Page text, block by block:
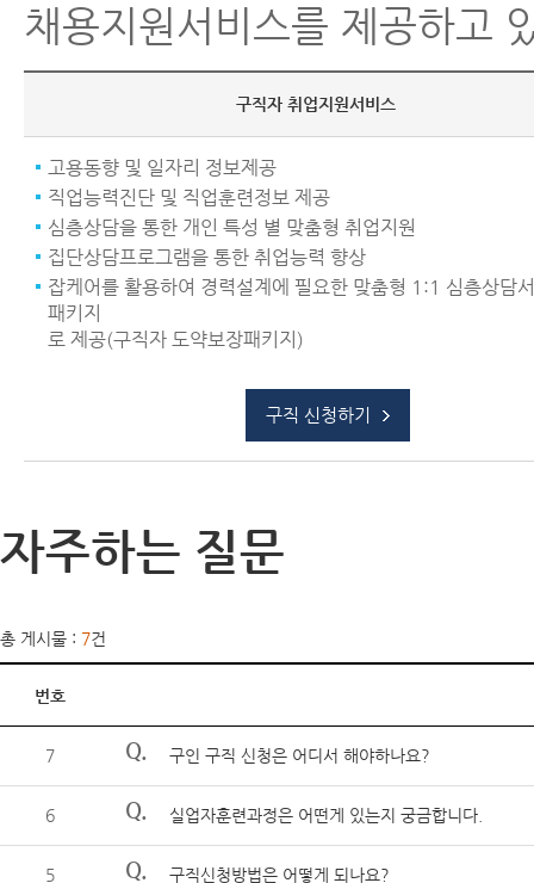
채용지원서비스를 제공하고
구직자 취업지원서비스
고용동향 및 일자리 정보제공
직업능력진단 및 직업훈련정보 제공
심층상담을 통한 개인 특성 별 맞춤형 취업지원
집단상담프로그램을 통한 취업능력 향상
잡케어를 활용하여 경력설계에 필요한 맞춤형 1:1 심층상담
패키지
로 제공(구직자 도약보장패키지)
구직 신청하기
자주하는 질문
총 게시물 : 7건
번호
7 Q. 구인 구직 신청은 어디서 해야하나요?
6 Q. 실업자훈련과정은 어떤게 있는지 궁금합니다.
5 Q. 구직신청방법은 어떻게 되나요?